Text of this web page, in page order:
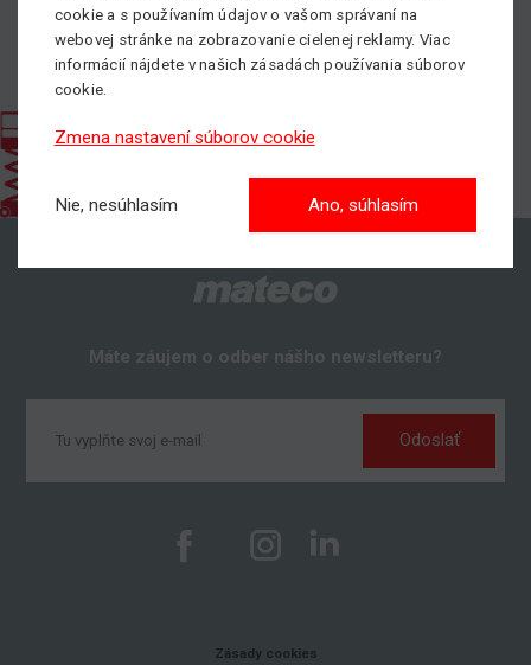
Máte záujem o odber nášho newsletteru?
Odoslať
Zásady cookies
cookie a s používaním údajov o vašom správaní na
webovej stránke na zobrazovanie cielenej reklamy. Viac
informácií nájdete v našich zásadách používania súborov
cookie.
Zmena nastavení súborov cookie
Nie, nesúhlasím Ano, súhlasím